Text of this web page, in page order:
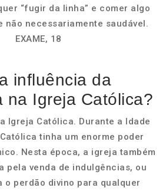
“fugir da linha” e comer algo
não necessariamente saudável.
EXAME, 18
influência da
na Igreja Católica?
Igreja Católica. Durante a Idade
tinha um enorme poder
Nesta época, a igreja também
pela venda de indulgências, ou
o perdão divino para qualquer